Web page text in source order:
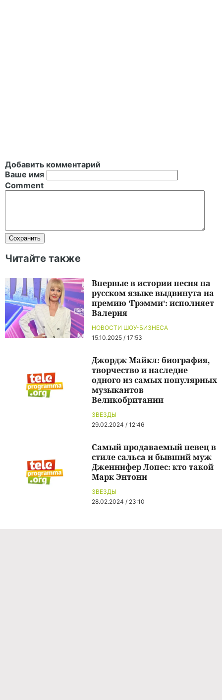
Добавить комментарий
Ваше имя
Comment
Читайте также
НОВОСТИ ШОУ-БИЗНЕСА
15.10.2025 / 17:53
Впервые в истории песня на
русском языке выдвинута на
премию 'Грэмми': исполняет
Валерия
ЗВЕЗДЫ
29.02.2024 / 12:46
Джордж Майкл: биография,
творчество и наследие
одного из самых популярных
музыкантов
Великобритании
ЗВЕЗДЫ
28.02.2024 / 23:10
Самый продаваемый певец в
стиле сальса и бывший муж
Дженнифер Лопес: кто такой
Марк Энтони